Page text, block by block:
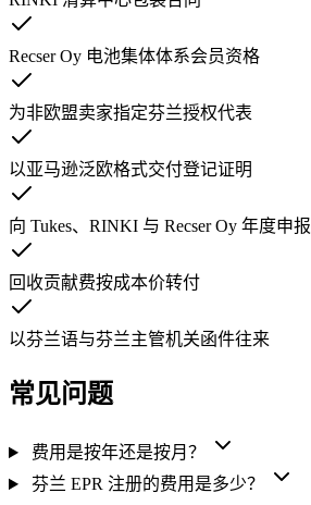
Recser Oy 电池集体体系会员资格
为非欧盟卖家指定芬兰授权代表
以亚马逊泛欧格式交付登记证明
向 Tukes、RINKI 与 Recser Oy 年度申报
回收贡献费按成本价转付
以芬兰语与芬兰主管机关函件往来
常见问题
费用是按年还是按月？
芬兰 EPR 注册的费用是多少？